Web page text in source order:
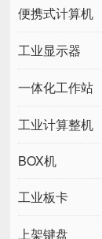
便携式计算机
工业显示器
一体化工作站
工业计算整机
BOX机
工业板卡
上架键盘